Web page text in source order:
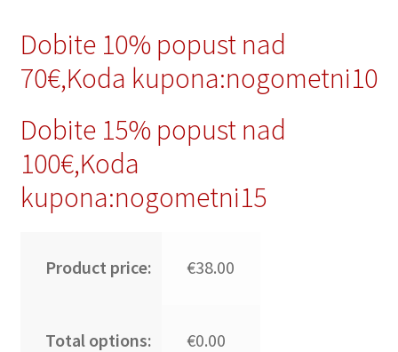
Dobite 10% popust nad
70€,Koda kupona:nogometni10
Dobite 15% popust nad
100€,Koda
kupona:nogometni15
Product price: €38.00
Total options: €0.00